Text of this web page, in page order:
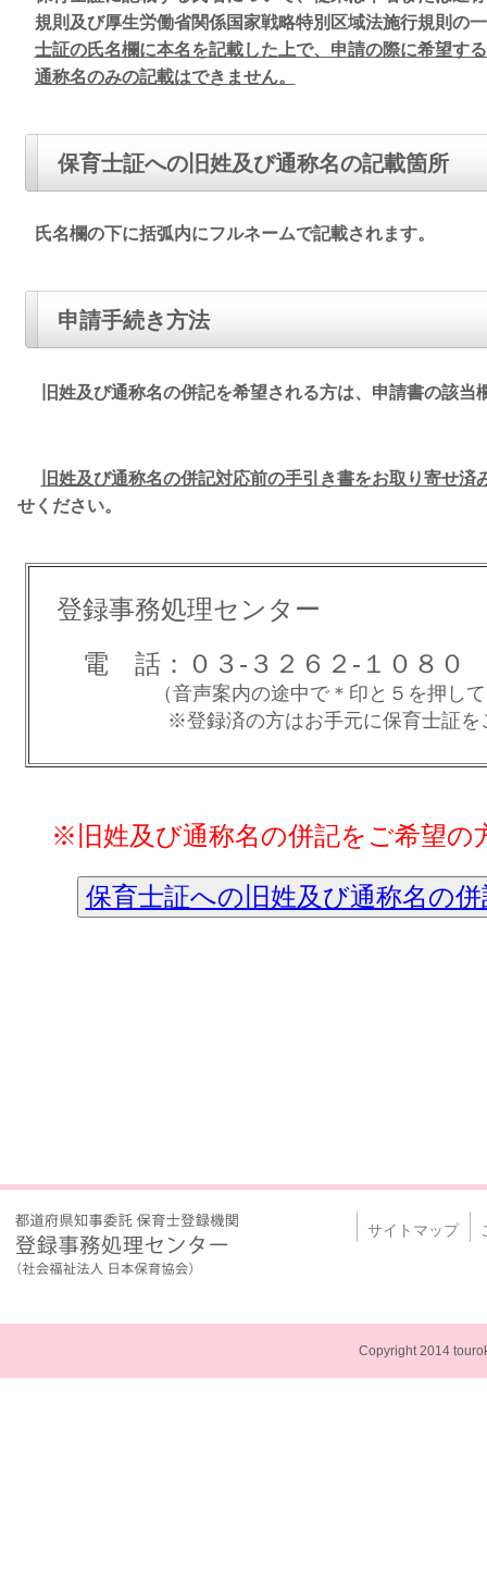
規則及び厚生労働省関係国家戦略特別区域法施行規則の
士証の氏名欄に本名を記載した上で、申請の際に希望す
通称名のみの記載はできません。
保育士証への旧姓及び通称名の記載箇所
氏名欄の下に括弧内にフルネームで記載されます。
申請手続き方法
旧姓及び通称名の併記を希望される方は、申請書の該
旧姓及び通称名の併記対応前の手引き書をお取り寄せ済
せください。
登録事務処理センター
電 話：０３-３２６２-１０
（音声案内の途中で＊印と５を押していた
※登録済の方はお手元に保育士証をご用
※旧姓及び通称名の併記をご希望の
保育士証への旧姓及び通称名の
サイトマップ
Copyright 2014